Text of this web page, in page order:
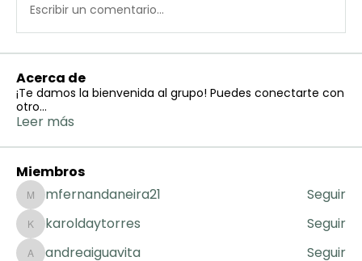
Escribir un comentario...
Acerca de
¡Te damos la bienvenida al grupo! Puedes conectarte con
otro...
Leer más
Miembros
mfernandaneira21
mfernandaneira21 Seguir
karoldaytorres
karoldaytorres Seguir
andreaiguavita Seguir